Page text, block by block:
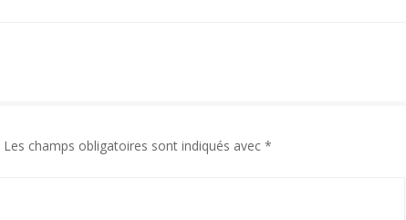
Les champs obligatoires sont indiqués avec *